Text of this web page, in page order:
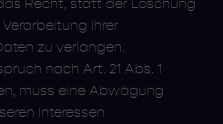
Recht, statt der Löschung
Ihrer
zu verlangen.
nach Art. 21 Abs. 1
muss eine Abwägung
Interessen